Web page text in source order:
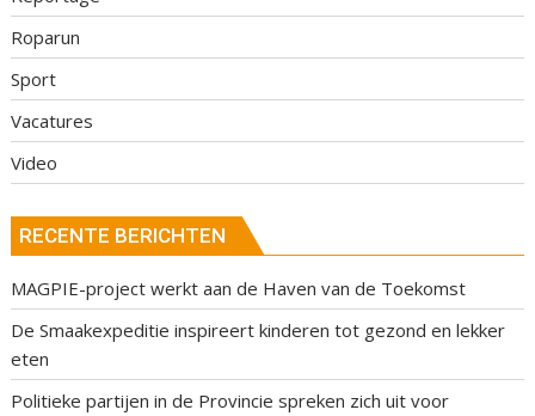
Roparun
Sport
Vacatures
Video
RECENTE BERICHTEN
MAGPIE-project werkt aan de Haven van de Toekomst
De Smaakexpeditie inspireert kinderen tot gezond en lekker
eten
Politieke partijen in de Provincie spreken zich uit voor